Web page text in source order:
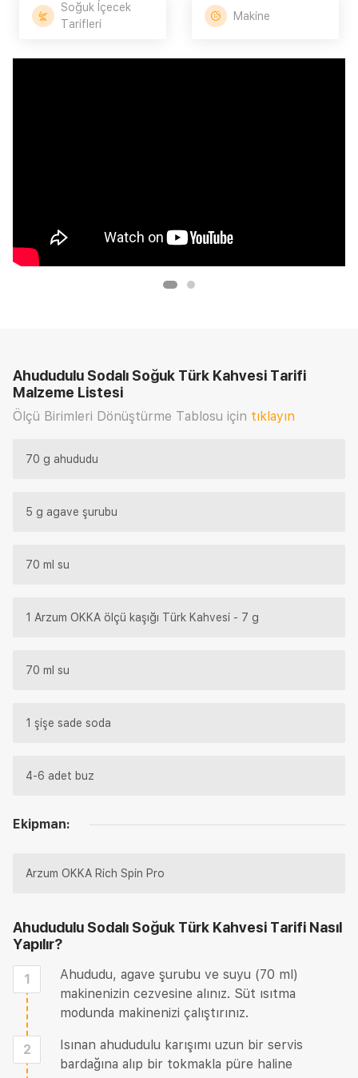
Soğuk İçecek
Tarifleri
Makine
Ahududulu Sodalı Soğuk Türk Kahvesi Tarifi
Malzeme Listesi
Ölçü Birimleri Dönüştürme Tablosu için tıklayın
70 g ahududu
5 g agave şurubu
70 ml su
1 Arzum OKKA ölçü kaşığı Türk Kahvesi - 7 g
70 ml su
1 şişe sade soda
4-6 adet buz
Ekipman:
Arzum OKKA Rich Spin Pro
Ahududulu Sodalı Soğuk Türk Kahvesi Tarifi Nasıl
Yapılır?
1
Ahududu, agave şurubu ve suyu (70 ml)
makinenizin cezvesine alınız. Süt ısıtma
modunda makinenizi çalıştırınız.
2
Isınan ahududulu karışımı uzun bir servis
bardağına alıp bir tokmakla püre haline